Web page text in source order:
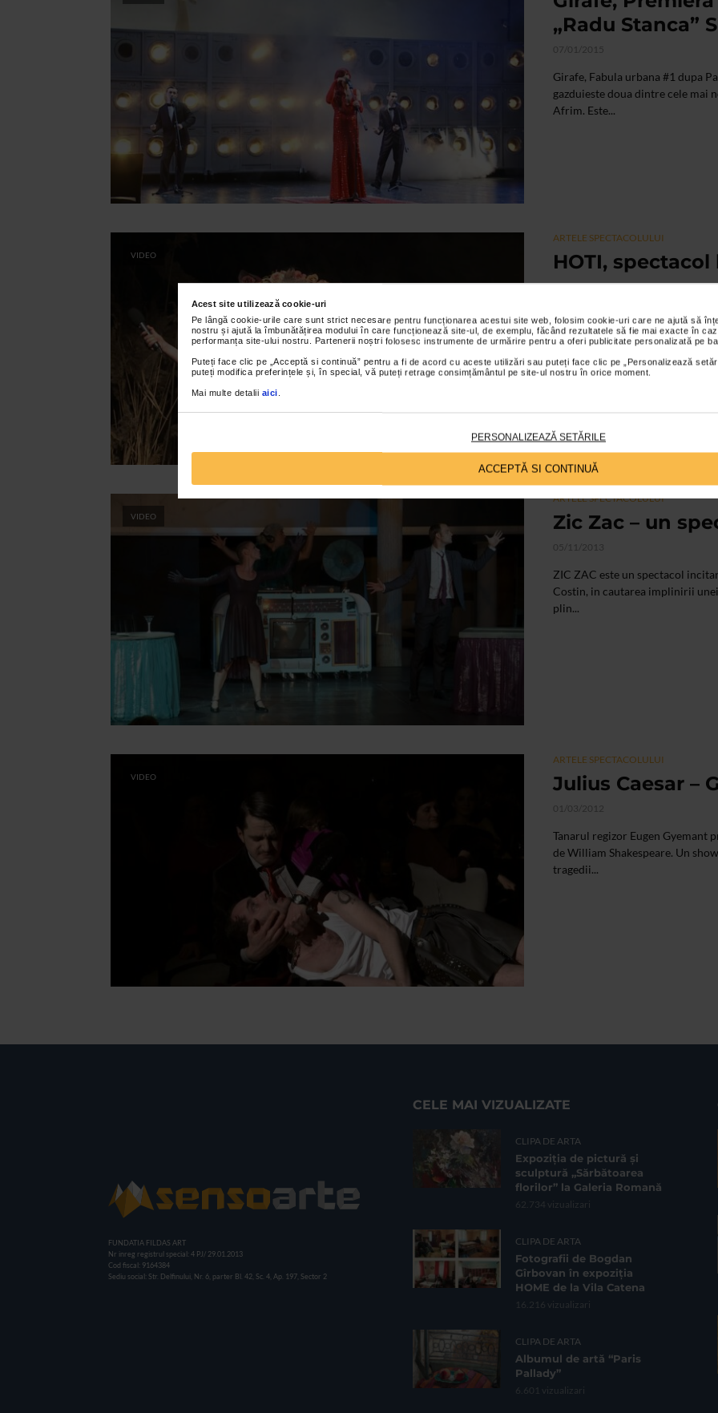
Acest site utilizează cookie-uri
Pe lângă cookie-urile care sunt strict necesare pentru funcționarea acestui site web, folosim cookie-uri care ne ajută să
nostru și ajută la îmbunătățirea modului în care funcționează site-ul, de exemplu, făcând rezultatele să fie mai exacte în
performanța site-ului nostru. Partenerii noștri folosesc instrumente de urmărire pentru a oferi publicitate personalizată pe
Puteți face clic pe „Acceptă si continuă” pentru a fi de acord cu aceste utilizări sau puteți face clic pe „Personalizează
puteți modifica preferințele și, în special, vă puteți retrage consimțământul pe site-ul nostru în orice moment.
Mai multe detalii aici.
PERSONALIZEAZĂ SETĂRILE
ACCEPTĂ SI CONTINUĂ
„Radu Stanca”
07/01/2015
Girafe, Fabula urbana #1 dupa
gazduieste doua dintre cele mai
Afrim. Este...
VIDEO
ARTELE SPECTACOLULUI
HOTI, spectacol
03/02/2014
Un nou spectacol regizat de
suprinde iubitorii de teatru.
VIDEO
ARTELE SPECTACOLULUI
Zic Zac – un
05/11/2013
ZIC ZAC este un spectacol
Costin, in cautarea implinirii
plin...
VIDEO
ARTELE SPECTACOLULUI
Julius Caesar –
01/03/2012
Tanarul regizor Eugen Gyemant
de William Shakespeare. Un
tragedii...
FUNDATIA FILDAS ART
Nr inreg registrul special: 4 PJ/ 29.01.2013
Cod fiscal: 9164384
Sediu social: Str. Delfinului, Nr. 6, parter Bl. 42, Sc. 4, Ap. 197, Sector 2
CELE MAI VIZUALIZATE
CLIPA DE ARTA
Expoziția de pictură și
sculptură „Sărbătoarea
florilor” la Galeria Romană
62.734 vizualizari
CLIPA DE ARTA
Fotografii de Bogdan
Gîrbovan în expoziția
HOME de la Vila Catena
16.216 vizualizari
CLIPA DE ARTA
Albumul de artă “Paris
Pallady”
6.601 vizualizari